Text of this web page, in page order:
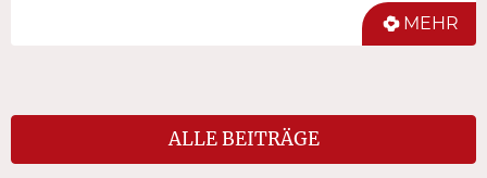
MEHR
ALLE BEITRÄGE